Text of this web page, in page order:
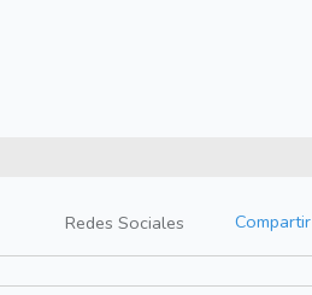
Redes Sociales Compartir